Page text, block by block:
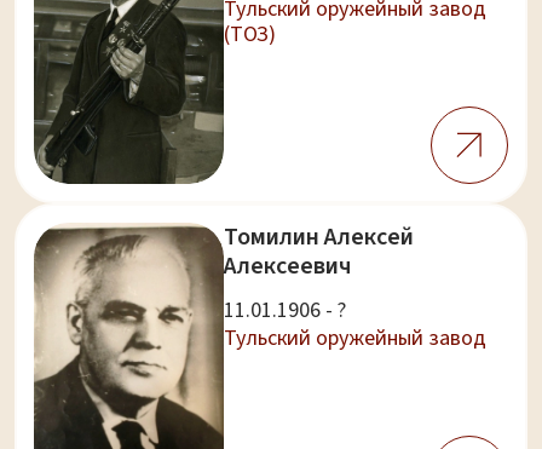
Тульский оружейный завод
(ТОЗ)
Томилин Алексей
Алексеевич
11.01.1906 - ?
Тульский оружейный завод